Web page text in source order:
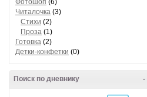
Фотошоп (6)
Читалочка (3)
Стихи (2)
Проза (1)
Готовка (2)
Детки-конфетки (0)
-
Поиск по дневнику